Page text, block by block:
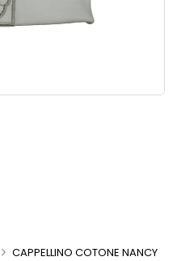
CAPPELLINO COTONE NANCY